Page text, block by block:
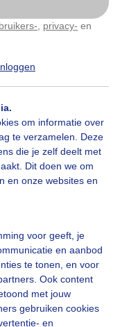
privacy- en
om informatie over
te verzamelen. Deze
die je zelf deelt met
Dit doen we om
en onze websites en
voor geeft, je
en aanbod
te tonen, en voor
Ook content
met jouw
gebruiken cookies
en